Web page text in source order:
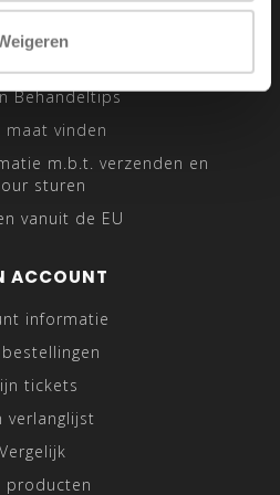
Behandeltips
maat vinden
m.b.t. verzenden en
sturen
vanuit de EU
ACCOUNT
informatie
tickets
verlanglijst
Vergelijk
producten